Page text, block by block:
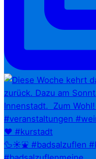
🦆☀️⛲ #badsalzuflen